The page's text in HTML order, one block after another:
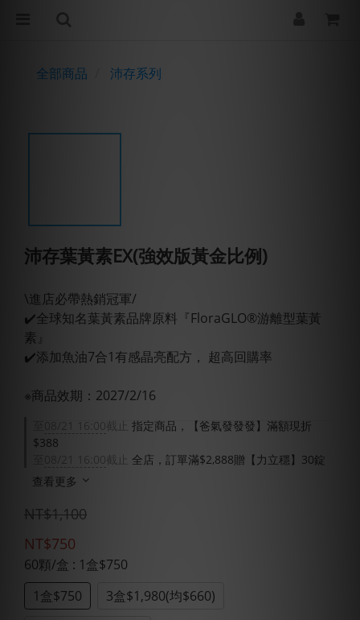
全部商品 沛存系列
沛存葉黃素EX(強效版黃金比例)
\進店必帶熱銷冠軍/
✔️全球知名葉黃素品牌原料『FloraGLO®游離型葉黃
素』
✔️添加魚油7合1有感晶亮配方， 超高回購率
※商品效期：2027/2/16
08/21 16:00截止 指定商品，【爸氣發發發】滿額現折
$388
08/21 16:00截止 全店，訂單滿$2,888贈【力立穩】30錠
查看更多
NT$1,100
NT$750
60顆/盒 : 1盒$750
1盒$750
3盒$1,980(均$660)